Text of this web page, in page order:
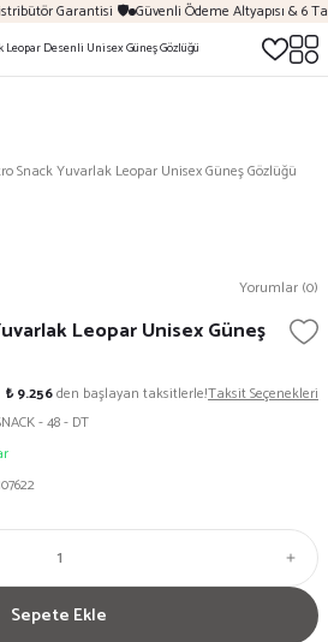
Garantisi 🛡️ Güvenli Ödeme Altyapısı & 6
Snack Yuvarlak Leopar Unisex Güneş Gözlüğü
Yorumlar (0)
Leopar Unisex Güneş
₺ 9.256den başlayan taksitlerle!Taksit Seçenekleri
- 48 - DT
Sepete Ekle